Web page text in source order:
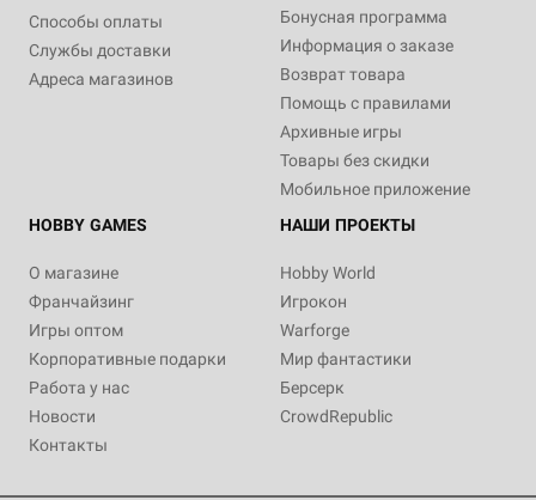
Способы оплаты
Службы доставки
Адреса магазинов
Бонусная программа
Информация о заказе
Возврат товара
Помощь с правилами
Архивные игры
Товары без скидки
Мобильное приложение
HOBBY GAMES
О магазине
Франчайзинг
Игры оптом
Корпоративные подарки
Работа у нас
Новости
Контакты
НАШИ ПРОЕКТЫ
Hobby World
Игрокон
Warforge
Мир фантастики
Берсерк
CrowdRepublic